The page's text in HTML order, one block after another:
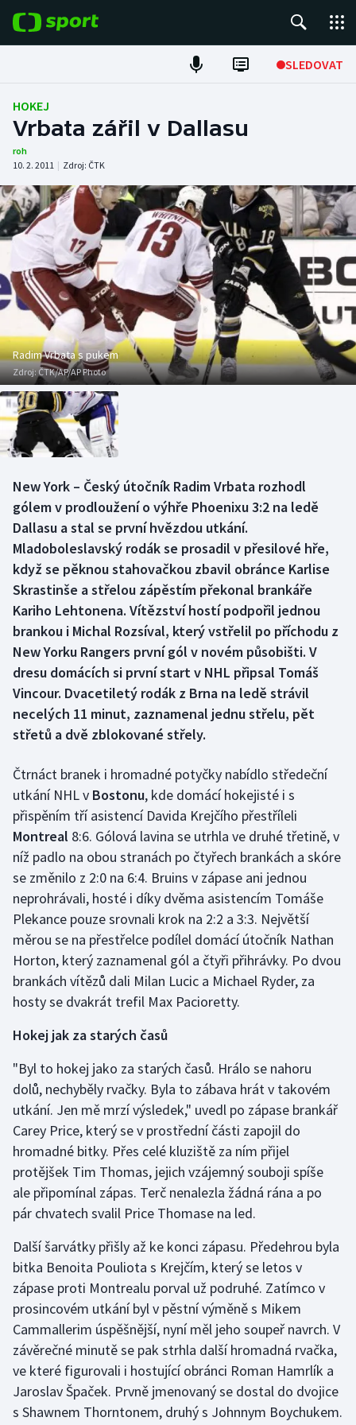
SLEDOVAT
Fotbal
Hokej
Atletika
Cyklistika
DALŠÍ SPORTY
Americký fotbal
Baseball a softbal
Basketbal
Biatlon
Boby a skeleton
Box
Curling
Dostihy
Florbal
Futsal
Golf
Házená
Jezdectví
Judo
Krasobruslení
Lezení
Lyže a snowboard
Olympijské hry
Parasport
Plavání
Plážový volejbal
Ragby
Rychlobruslení
Rychlostní kanoistika
Short track
Sportovní střelba
NEPŘEHLÉDNĚTE
Soutěže
Historické návraty
Aplikace ČT sport
AZ kvíz
HOKEJ
Vrbata zářil v Dallasu
roh
10. 2. 2011 | Zdroj: ČTK
Radim Vrbata s pukem
Zdroj:ČTK/AP/AP Photo
New York – Český útočník Radim Vrbata rozhodl
gólem v prodloužení o výhře Phoenixu 3:2 na ledě
Dallasu a stal se první hvězdou utkání.
Mladoboleslavský rodák se prosadil v přesilové hře,
když se pěknou stahovačkou zbavil obránce Karlise
Skrastinše a střelou zápěstím překonal brankáře
Kariho Lehtonena. Vítězství hostí podpořil jednou
brankou i Michal Rozsíval, který vstřelil po příchodu z
New Yorku Rangers první gól v novém působišti. V
dresu domácích si první start v NHL připsal Tomáš
Vincour. Dvacetiletý rodák z Brna na ledě strávil
necelých 11 minut, zaznamenal jednu střelu, pět
střetů a dvě zblokované střely.
Čtrnáct branek i hromadné potyčky nabídlo středeční
utkání NHL v Bostonu, kde domácí hokejisté i s
přispěním tří asistencí Davida Krejčího přestříleli
Montreal 8:6. Gólová lavina se utrhla ve druhé třetině, v
níž padlo na obou stranách po čtyřech brankách a skóre
se změnilo z 2:0 na 6:4. Bruins v zápase ani jednou
neprohrávali, hosté i díky dvěma asistencím Tomáše
Plekance pouze srovnali krok na 2:2 a 3:3. Největší
měrou se na přestřelce podílel domácí útočník Nathan
Horton, který zaznamenal gól a čtyři přihrávky. Po dvou
brankách vítězů dali Milan Lucic a Michael Ryder, za
hosty se dvakrát trefil Max Pacioretty.
Hokej jak za starých časů
"Byl to hokej jako za starých časů. Hrálo se nahoru
dolů, nechyběly rvačky. Byla to zábava hrát v takovém
utkání. Jen mě mrzí výsledek," uvedl po zápase brankář
Carey Price, který se v prostřední části zapojil do
hromadné bitky. Přes celé kluziště za ním přijel
protějšek Tim Thomas, jejich vzájemný souboji spíše
ale připomínal zápas. Terč nenalezla žádná rána a po
pár chvatech svalil Price Thomase na led.
Další šarvátky přišly až ke konci zápasu. Předehrou byla
bitka Benoita Pouliota s Krejčím, který se letos v
zápase proti Montrealu porval už podruhé. Zatímco v
prosincovém utkání byl v pěstní výměně s Mikem
Cammallerim úspěšnější, nyní měl jeho soupeř navrch. V
závěrečné minutě se pak strhla další hromadná rvačka,
ve které figurovali i hostující obránci Roman Hamrlík a
Jaroslav Špaček. Prvně jmenovaný se dostal do dvojice
s Shawnem Thorntonem, druhý s Johnnym Boychukem.